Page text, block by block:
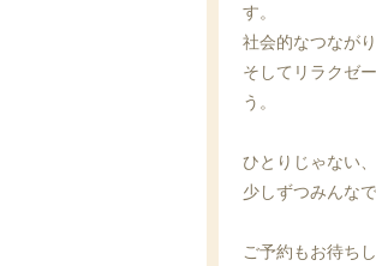
す。
社会的なつなが
そしてリラクゼ
う。
ひとりじゃない
少しずつみんな
ご予約もお待ち